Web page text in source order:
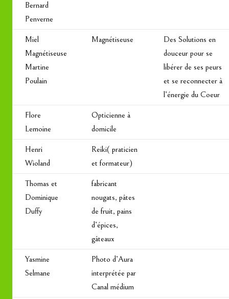
Bernard
Penverne
Miel
Magnétiseuse
Martine
Poulain
Magnétiseuse
Des Solutions en
douceur pour se
libérer de ses peurs
et se reconnecter à
l’énergie du Coeur
Flore
Lemoine
Opticienne à
domicile
Henri
Wioland
Reiki( praticien
et formateur)
Thomas et
Dominique
Duffy
fabricant
nougats, pâtes
de fruit, pains
d’épices,
gâteaux
Yasmine
Selmane
Photo d’Aura
interprétée par
Canal médium